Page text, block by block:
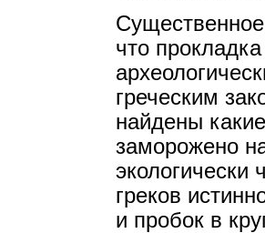
что
греческим
найдены
заморожено
экологически
греков
и пробок в